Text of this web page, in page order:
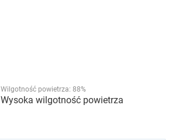
Wilgotność powietrza: 88%
Wysoka wilgotność powietrza